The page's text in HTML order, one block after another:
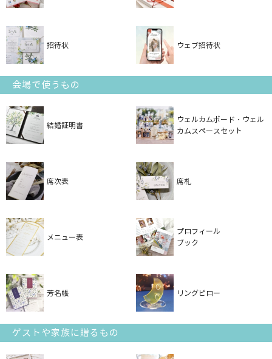
招待状 ウェブ招待状
会場で使うもの
結婚証明書
ウェルカムボード・ウェル
カムスペースセット
席次表 席札
メニュー表
プロフィール
ブック
芳名帳 リングピロー
ゲストや家族に贈るもの